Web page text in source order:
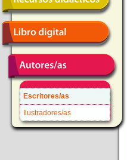
Escritores/as
Ilustradores/as